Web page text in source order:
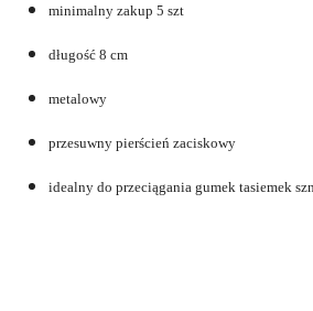
minimalny zakup 5 szt
długość 8 cm
metalowy
przesuwny pierścień zaciskowy
idealny do przeciągania gumek tasiemek